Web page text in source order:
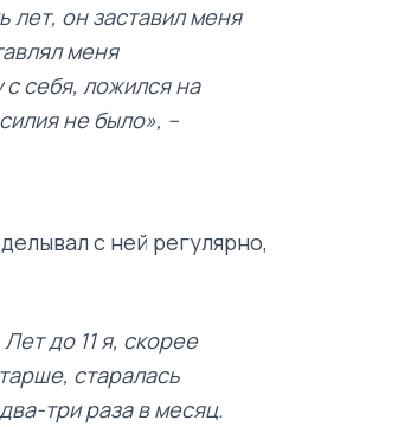
лет, он заставил меня
меня
себя, ложился на
не было», –
с ней регулярно,
до 11 я, скорее
старалась
три раза в месяц.